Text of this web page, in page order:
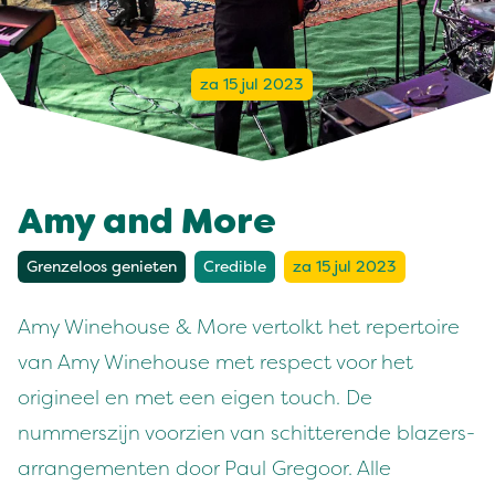
za 15 jul 2023
Amy and More
Grenzeloos genieten Credible za 15 jul 2023
Amy Winehouse & More vertolkt het repertoire
van Amy Winehouse met respect voor het
origineel en met een eigen touch. De
nummerszijn voorzien van schitterende blazers-
arrangementen door Paul Gregoor. Alle